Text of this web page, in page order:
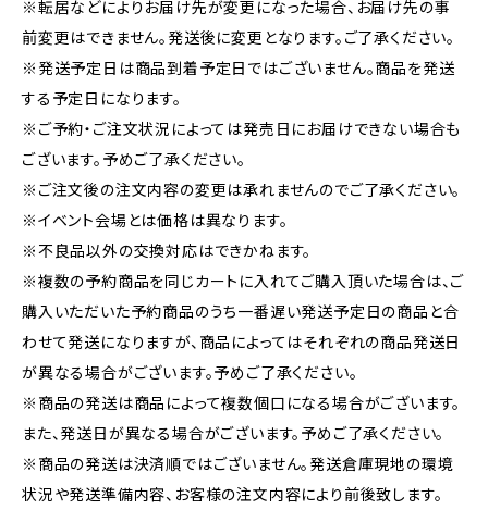
※転居などによりお届け先が変更になった場合、お届け先の事
前変更はできません。発送後に変更となります。ご了承ください。
※発送予定日は商品到着予定日ではございません。商品を発送
する予定日になります。
※ご予約・ご注文状況によっては発売日にお届けできない場合も
ございます。予めご了承ください。
※ご注文後の注文内容の変更は承れませんのでご了承ください。
※イベント会場とは価格は異なります。
※不良品以外の交換対応はできかねます。
※複数の予約商品を同じカートに入れてご購入頂いた場合は、ご
購入いただいた予約商品のうち一番遅い発送予定日の商品と合
わせて発送になりますが、商品によってはそれぞれの商品発送日
が異なる場合がございます。予めご了承ください。
※商品の発送は商品によって複数個口になる場合がございます。
また、発送日が異なる場合がございます。予めご了承ください。
※商品の発送は決済順ではございません。発送倉庫現地の環境
状況や発送準備内容、お客様の注文内容により前後致します。